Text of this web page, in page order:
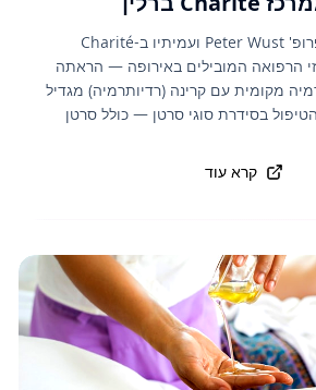
קבוצת המחקר של פרופ' Peter Wust ועמיתיו ב-Charité
הרפואה המובילים באירופה — הראתה
מקומית עם קרינה (רדיותרמיה) מגדיל
בסידרת סוגי סרטן — כולל סרטן
לקרינה, משפר את זרימת הדם
לבד.
קרא עוד